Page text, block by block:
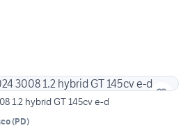
1.2 hybrid GT 145cv e-d
(PD)